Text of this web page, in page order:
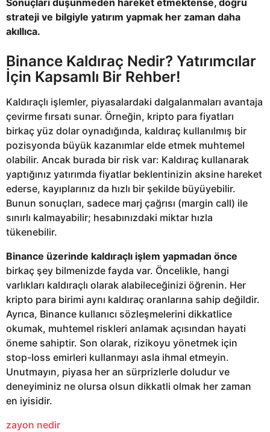
Sonuçları düşünmeden hareket etmektense, doğru
strateji ve bilgiyle yatırım yapmak her zaman daha
akıllıca.
Binance Kaldıraç Nedir? Yatırımcılar
İçin Kapsamlı Bir Rehber!
Kaldıraçlı işlemler, piyasalardaki dalgalanmaları avantaja
çevirme fırsatı sunar. Örneğin, kripto para fiyatları
birkaç yüz dolar oynadığında, kaldıraç kullanılmış bir
pozisyonda büyük kazanımlar elde etmek muhtemel
olabilir. Ancak burada bir risk var: Kaldıraç kullanarak
yaptığınız yatırımda fiyatlar beklentinizin aksine hareket
ederse, kayıplarınız da hızlı bir şekilde büyüyebilir.
Bunun sonuçları, sadece marj çağrısı (margin call) ile
sınırlı kalmayabilir; hesabınızdaki miktar hızla
tükenebilir.
Binance üzerinde kaldıraçlı işlem yapmadan önce
birkaç şey bilmenizde fayda var. Öncelikle, hangi
varlıkları kaldıraçlı olarak alabileceğinizi öğrenin. Her
kripto para birimi aynı kaldıraç oranlarına sahip değildir.
Ayrıca, Binance kullanıcı sözleşmelerini dikkatlice
okumak, muhtemel riskleri anlamak açısından hayati
öneme sahiptir. Son olarak, rizikoyu yönetmek için
stop-loss emirleri kullanmayı asla ihmal etmeyin.
Unutmayın, piyasa her an sürprizlerle doludur ve
deneyiminiz ne olursa olsun dikkatli olmak her zaman
en iyisidir.
zayon nedir